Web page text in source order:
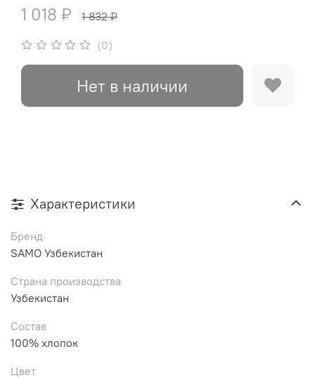
(0)
1 018 ₽ 1 832 ₽
Нет в наличии
Характеристики
Бренд
SAMO Узбекистан
Страна производства
Узбекистан
Состав
100% хлопок
Цвет